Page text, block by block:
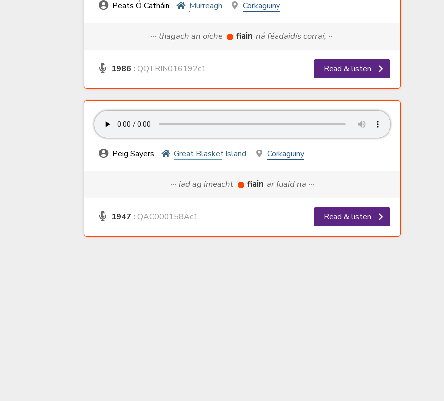
Peats Ó Catháin Murreagh Corkaguiny
··· thagach an oíche fiain ná féadaidís corraí, ···
1986 : QQTRIN016192c1 Read & listen
Peig Sayers Great Blasket Island Corkaguiny
··· iad ag imeacht fiain ar fuaid na ···
1947 : QAC000158Ac1 Read & listen